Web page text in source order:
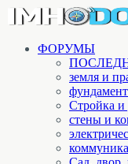
ФОРУМЫ
земля и
Стройка
стены и